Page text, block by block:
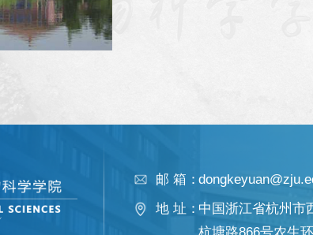
邮 箱：
地 址：中国浙江省杭州市